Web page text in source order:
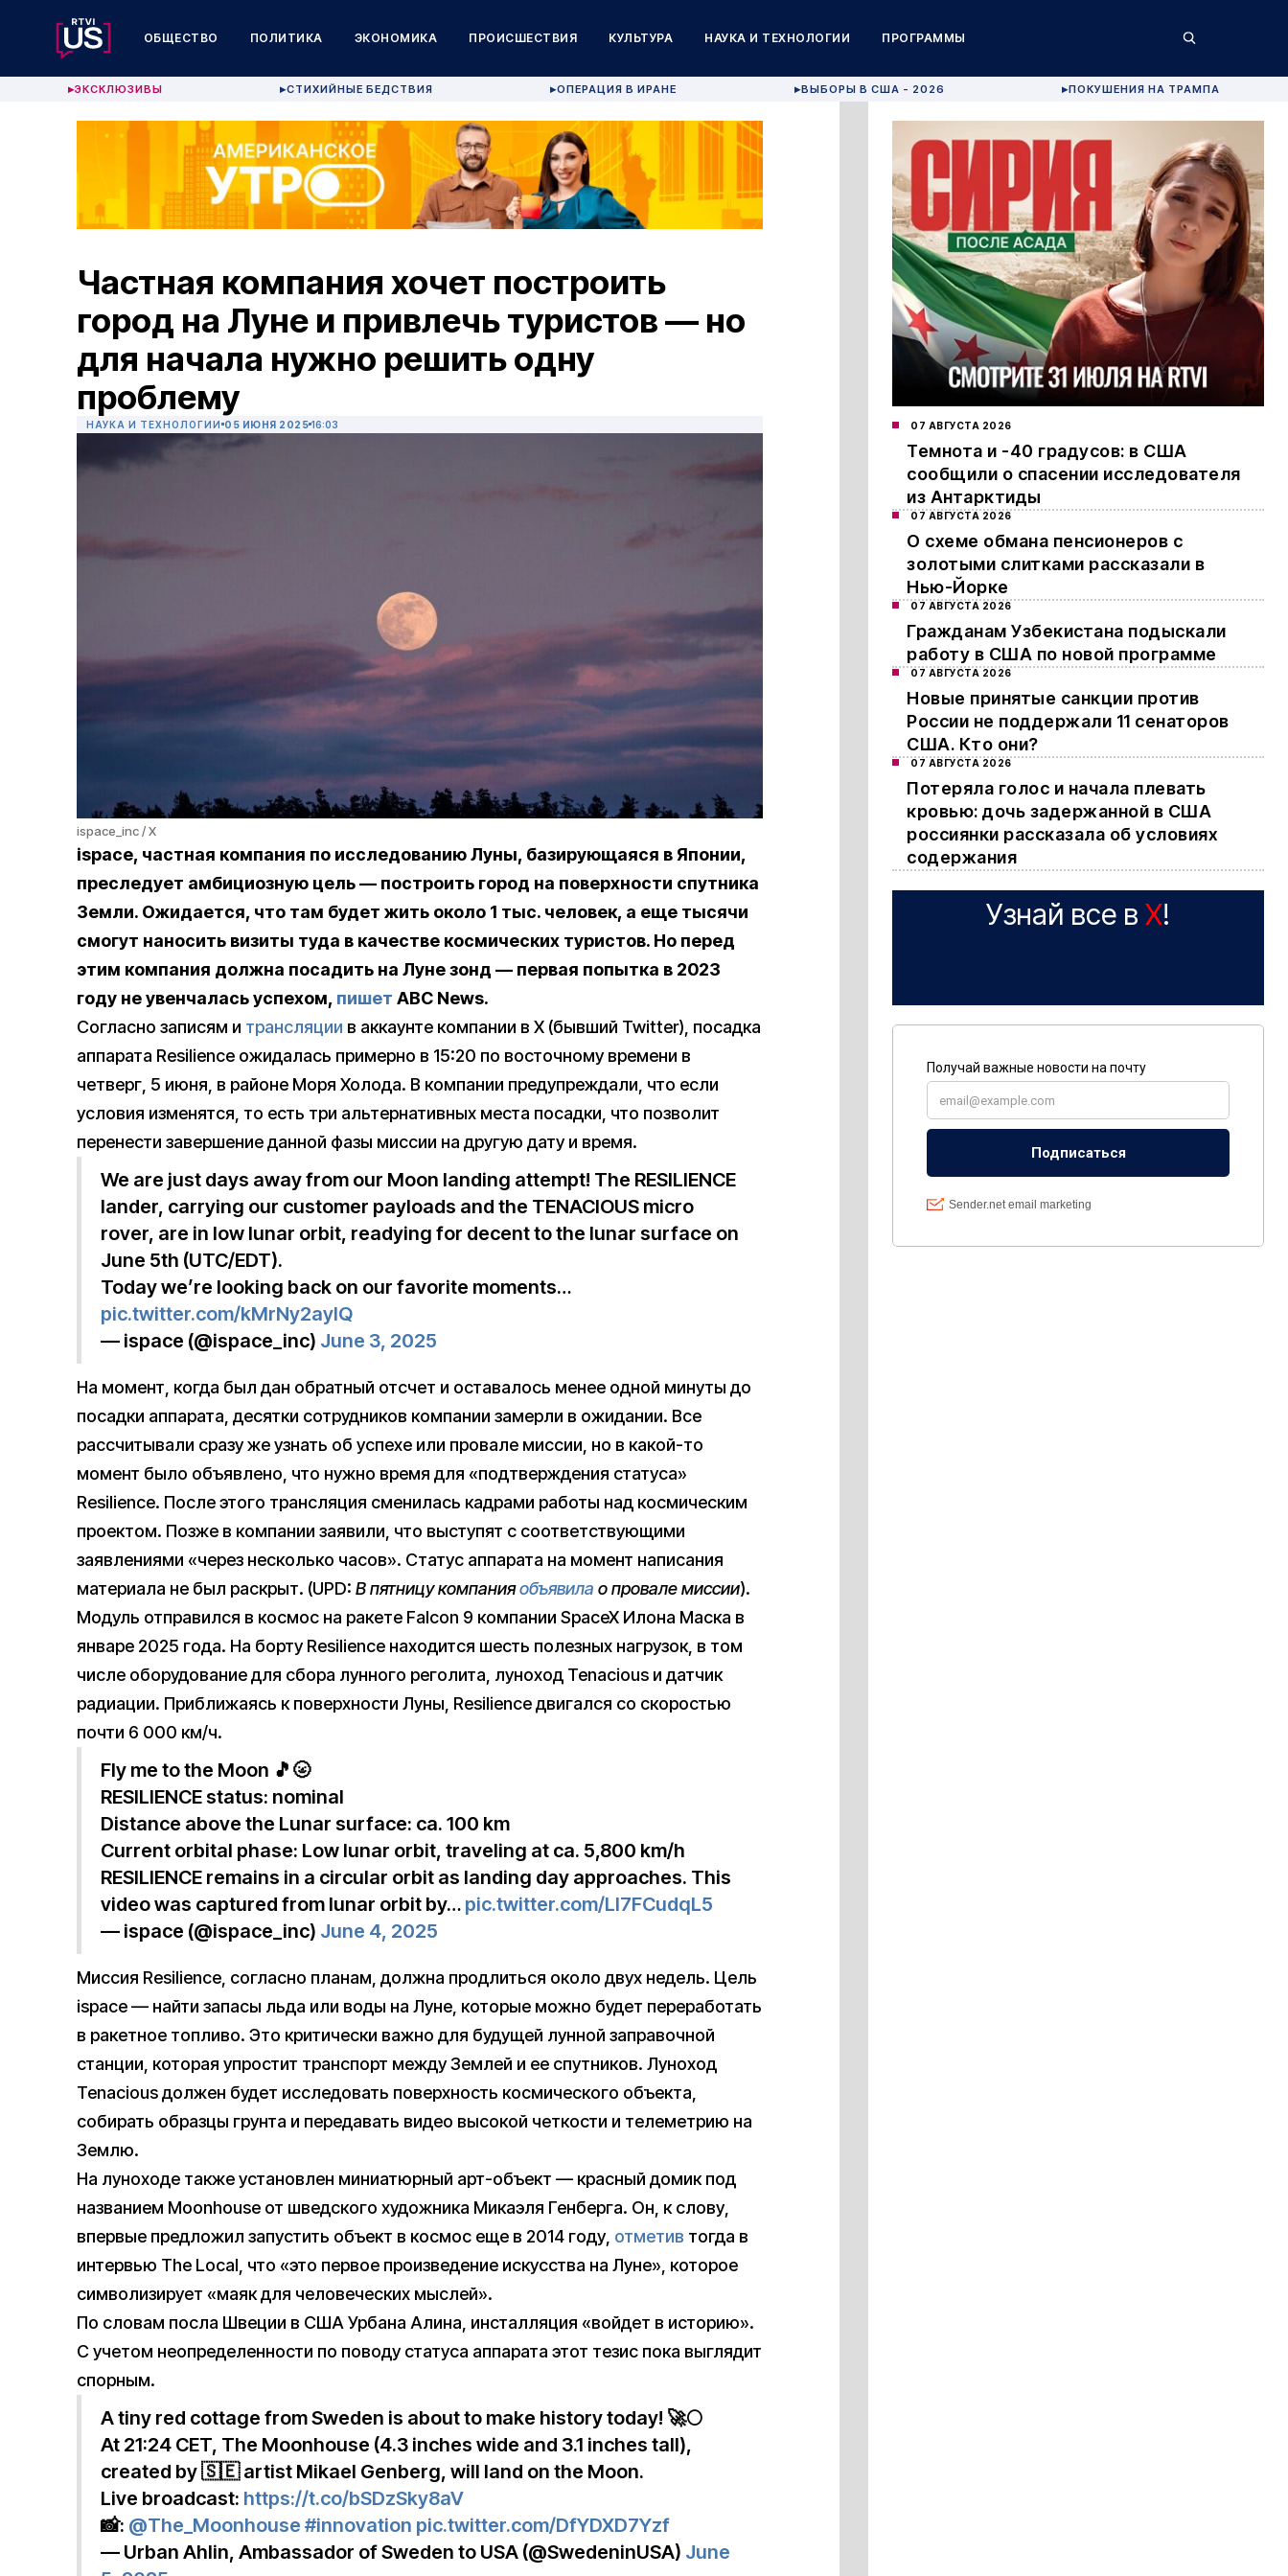
ОБЩЕСТВО ПОЛИТИКА ЭКОНОМИКА ПРОИСШЕСТВИЯ КУЛЬТУРА НАУКА И ТЕХНОЛОГИИ ПРОГРАММЫ
▶ЭКСКЛЮЗИВЫ ▶СТИХИЙНЫЕ БЕДСТВИЯ ▶ОПЕРАЦИЯ В ИРАНЕ ▶ВЫБОРЫ В США - 2026 ▶ПОКУШЕНИЯ НА ТРАМПА
Частная компания хочет построить
город на Луне и привлечь туристов — но
для начала нужно решить одну
проблему
НАУКА И ТЕХНОЛОГИИ 05 ИЮНЯ 2025 16:03
ispace_inc / X
ispace, частная компания по исследованию Луны, базирующаяся в Японии,
преследует амбициозную цель — построить город на поверхности спутника
Земли. Ожидается, что там будет жить около 1 тыс. человек, а еще тысячи
смогут наносить визиты туда в качестве космических туристов. Но перед
этим компания должна посадить на Луне зонд — первая попытка в 2023
году не увенчалась успехом, пишет ABC News.
Согласно записям и трансляции в аккаунте компании в X (бывший Twitter), посадка
аппарата Resilience ожидалась примерно в 15:20 по восточному времени в
четверг, 5 июня, в районе Моря Холода. В компании предупреждали, что если
условия изменятся, то есть три альтернативных места посадки, что позволит
перенести завершение данной фазы миссии на другую дату и время.
We are just days away from our Moon landing attempt! The RESILIENCE
lander, carrying our customer payloads and the TENACIOUS micro
rover, are in low lunar orbit, readying for decent to the lunar surface on
June 5th (UTC/EDT).
Today we’re looking back on our favorite moments…
pic.twitter.com/kMrNy2ayIQ
— ispace (@ispace_inc) June 3, 2025
На момент, когда был дан обратный отсчет и оставалось менее одной минуты до
посадки аппарата, десятки сотрудников компании замерли в ожидании. Все
рассчитывали сразу же узнать об успехе или провале миссии, но в какой-то
момент было объявлено, что нужно время для «подтверждения статуса»
Resilience. После этого трансляция сменилась кадрами работы над космическим
проектом. Позже в компании заявили, что выступят с соответствующими
заявлениями «через несколько часов». Статус аппарата на момент написания
материала не был раскрыт. (UPD: В пятницу компанияобъявила о провале миссии).
Модуль отправился в космос на ракете Falcon 9 компании SpaceX Илона Маска в
январе 2025 года. На борту Resilience находится шесть полезных нагрузок, в том
числе оборудование для сбора лунного реголита, луноход Tenacious и датчик
радиации. Приближаясь к поверхности Луны, Resilience двигался со скоростью
почти 6 000 км/ч.
Fly me to the Moon 🎵🌝
RESILIENCE status: nominal
Distance above the Lunar surface: ca. 100 km
Current orbital phase: Low lunar orbit, traveling at ca. 5,800 km/h
RESILIENCE remains in a circular orbit as landing day approaches. This
video was captured from lunar orbit by… pic.twitter.com/Ll7FCudqL5
— ispace (@ispace_inc) June 4, 2025
Миссия Resilience, согласно планам, должна продлиться около двух недель. Цель
ispace — найти запасы льда или воды на Луне, которые можно будет переработать
в ракетное топливо. Это критически важно для будущей лунной заправочной
станции, которая упростит транспорт между Землей и ее спутников. Луноход
Tenacious должен будет исследовать поверхность космического объекта,
собирать образцы грунта и передавать видео высокой четкости и телеметрию на
Землю.
На луноходе также установлен миниатюрный арт-объект — красный домик под
названием Moonhouse от шведского художника Микаэля Генберга. Он, к слову,
впервые предложил запустить объект в космос еще в 2014 году, отметив тогда в
интервью The Local, что «это первое произведение искусства на Луне», которое
символизирует «маяк для человеческих мыслей».
По словам посла Швеции в США Урбана Алина, инсталляция «войдет в историю».
С учетом неопределенности по поводу статуса аппарата этот тезис пока выглядит
спорным.
A tiny red cottage from Sweden is about to make history today! 🚀🌕
At 21:24 CET, The Moonhouse (4.3 inches wide and 3.1 inches tall),
created by 🇸🇪 artist Mikael Genberg, will land on the Moon.
Live broadcast: https://t.co/bSDzSky8aV
📸: @The_Moonhouse #innovation pic.twitter.com/DfYDXD7Yzf
— Urban Ahlin, Ambassador of Sweden to USA (@SwedeninUSA) June
07 АВГУСТА 2026
Темнота и -40 градусов: в США
сообщили о спасении исследователя
из Антарктиды
07 АВГУСТА 2026
О схеме обмана пенсионеров с
золотыми слитками рассказали в
Нью-Йорке
07 АВГУСТА 2026
Гражданам Узбекистана подыскали
работу в США по новой программе
07 АВГУСТА 2026
Новые принятые санкции против
России не поддержали 11 сенаторов
США. Кто они?
07 АВГУСТА 2026
Потеряла голос и начала плевать
кровью: дочь задержанной в США
россиянки рассказала об условиях
содержания
Узнай все в X!